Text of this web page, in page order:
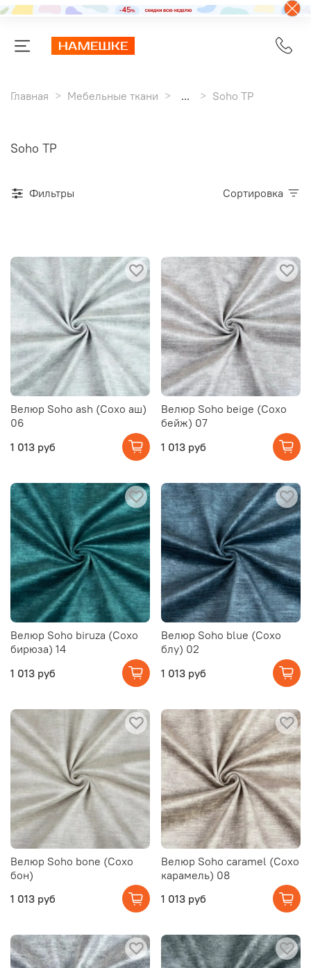
Главная Мебельные ткани ... Soho TP
Soho TP
Фильтры Сортировка
Велюр Soho ash (Сохо аш)
06
1 013 руб
Велюр Soho beige (Сохо
бейж) 07
1 013 руб
Велюр Soho biruza (Сохо
бирюза) 14
1 013 руб
Велюр Soho blue (Сохо
блу) 02
1 013 руб
Велюр Soho bone (Сохо
бон)
1 013 руб
Велюр Soho caramel (Сохо
карамель) 08
1 013 руб